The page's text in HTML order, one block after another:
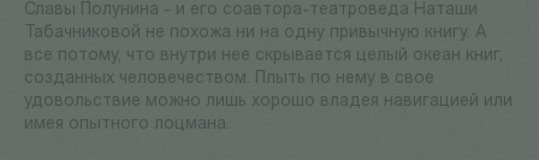
Славы Полунина - и его соавтора-театроведа Наташи
Табачниковой не похожа ни на одну привычную книгу. А
все потому, что внутри нее скрывается целый океан книг,
созданных человечеством. Плыть по нему в свое
удовольствие можно лишь хорошо владея навигацией или
имея опытного лоцмана.